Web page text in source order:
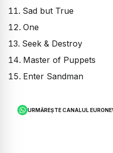
Sad but True
One
Seek & Destroy
Master of Puppets
Enter Sandman
URMĂREȘTE CANALUL